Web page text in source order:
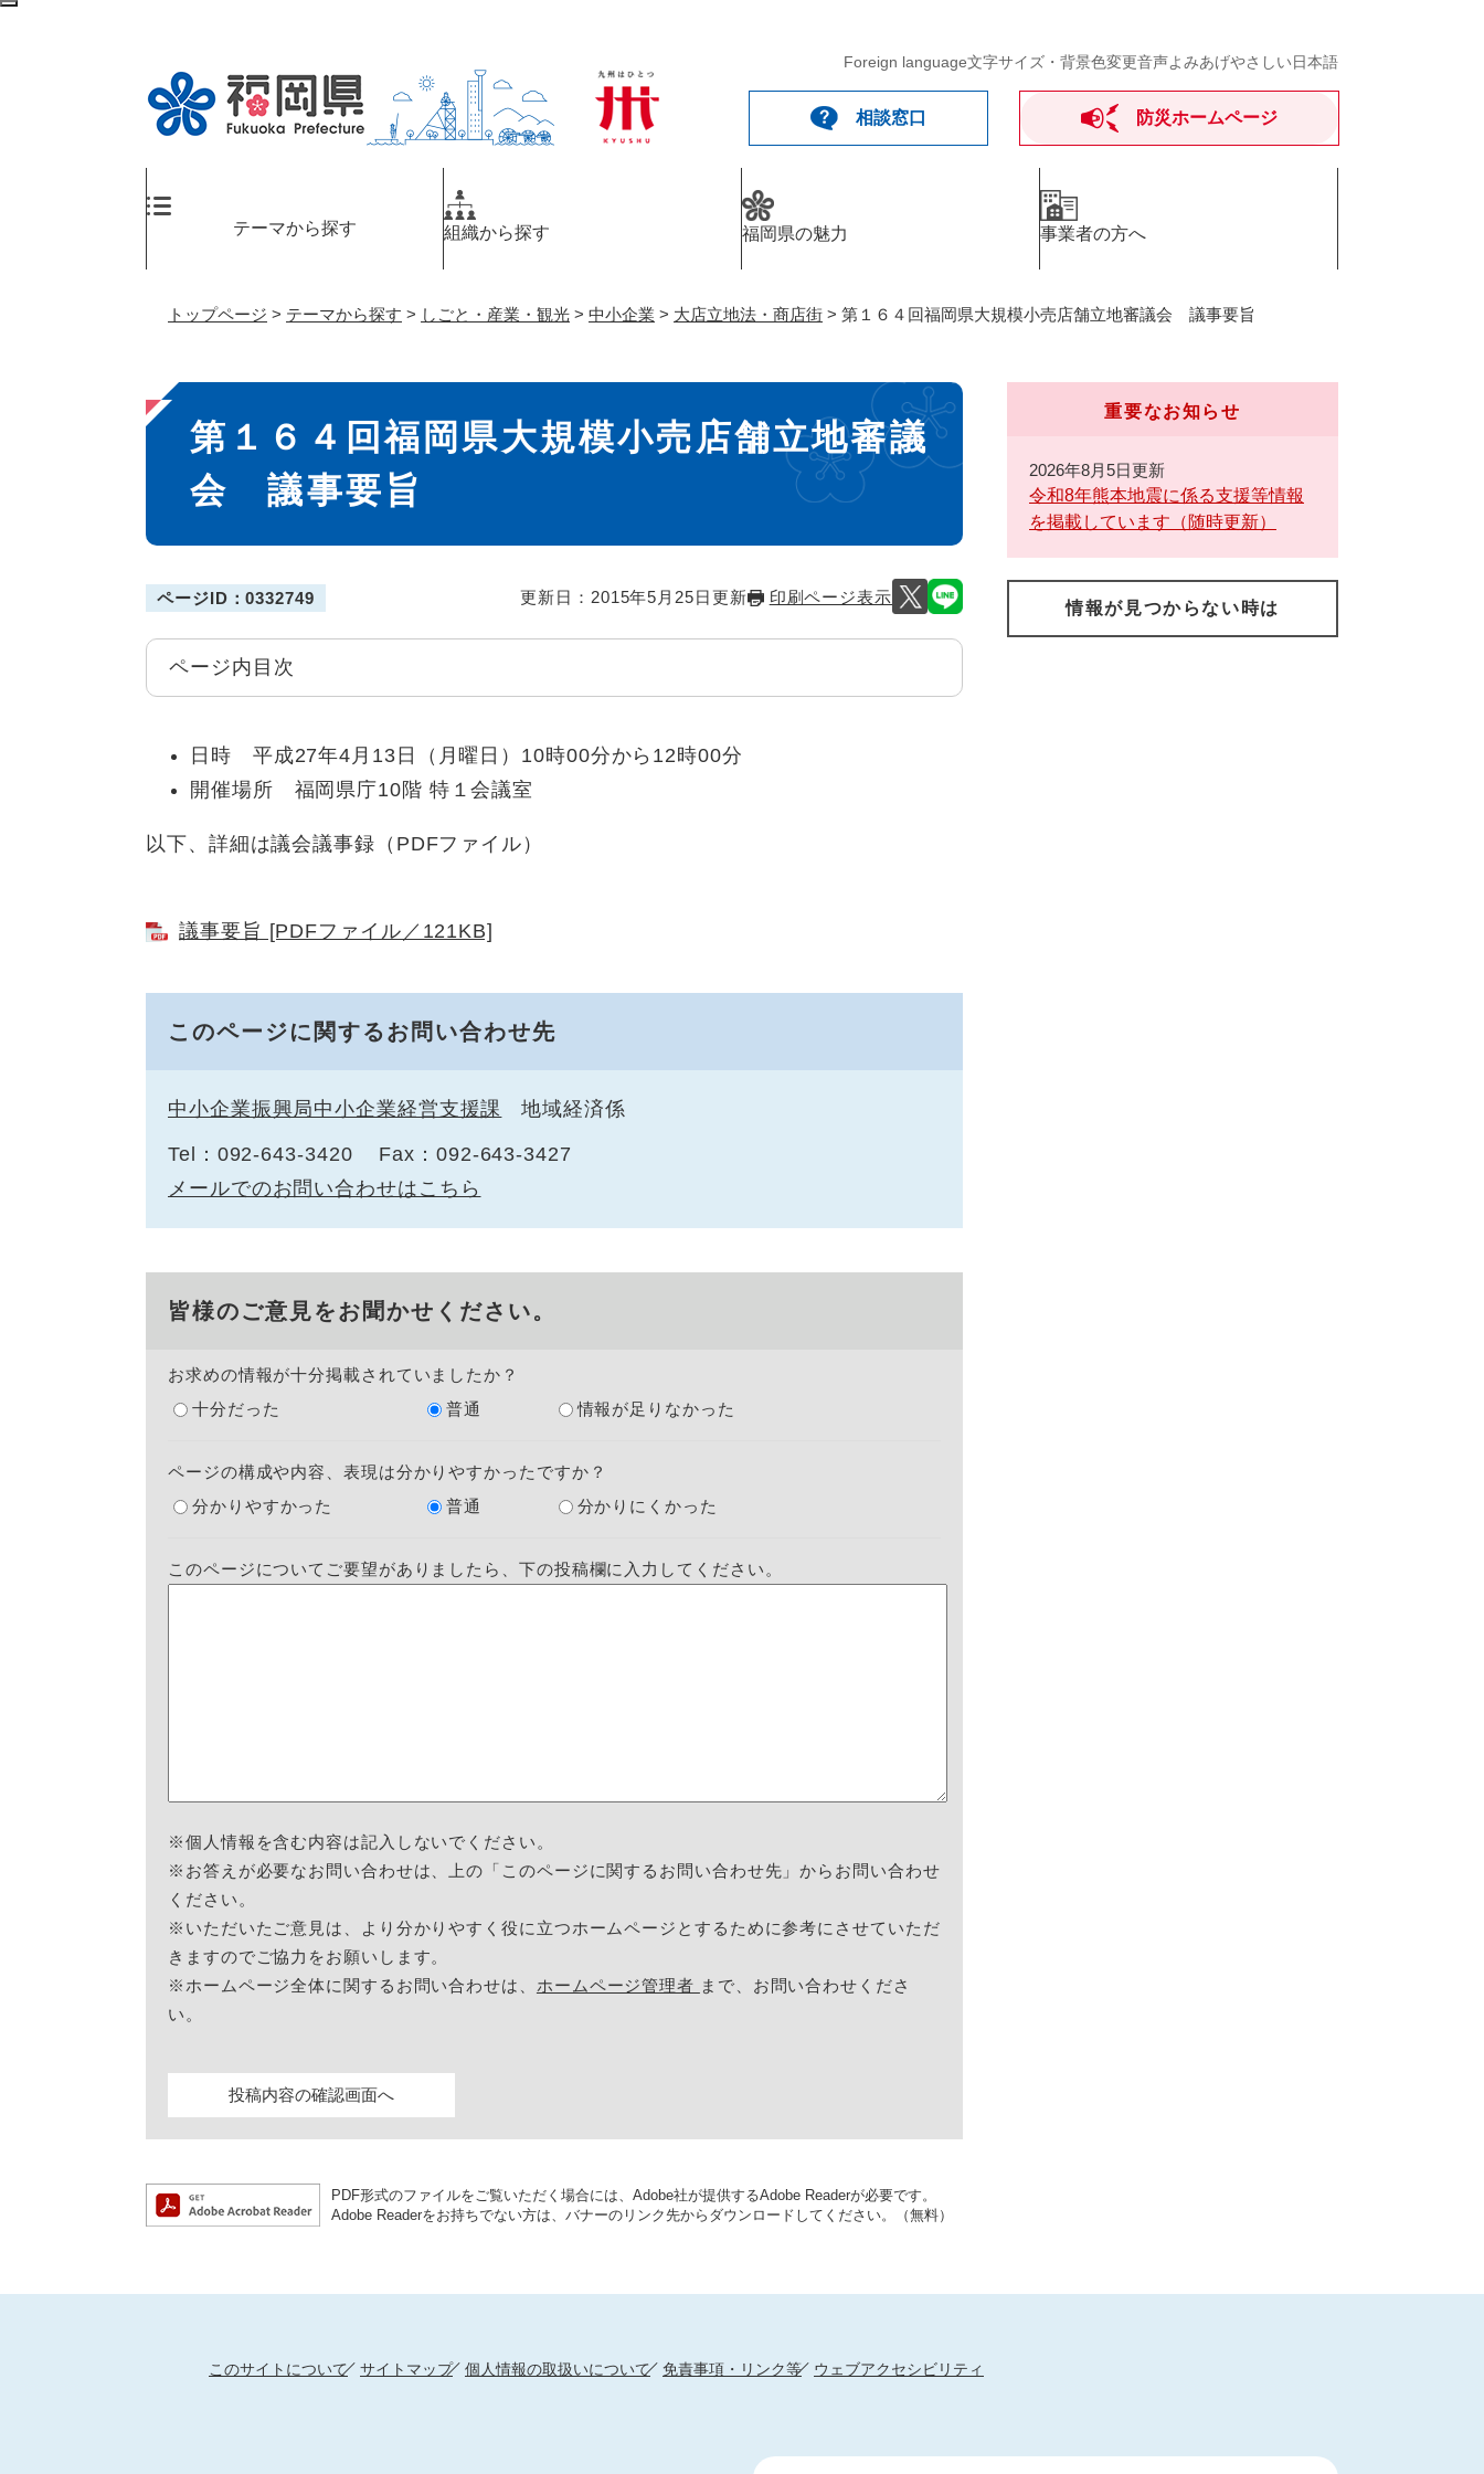
ペ
Foreign language文字サイズ・背景色変更音声よみあげやさしい日本語
相談窓口 防災ホームページ
テーマから探す 組織から探す 福岡県の魅力 事業者の方へ
トップページ > テーマから探す > しごと・産業・観光 > 中小企業 > 大店立地法・商店街 > 第１６４回福岡県大規模小売店舗立地審議会 議事要旨
本
文
第１６４回福岡県大規模小売店舗立地審議
会 議事要旨
ページID：0332749 更新日：2015年5月25日更新 印刷ページ表示
ページ内目次
日時 平成27年4月13日（月曜日）10時00分から12時00分
開催場所 福岡県庁10階 特１会議室
以下、詳細は議会議事録（PDFファイル）
議事要旨 [PDFファイル／121KB]
このページに関するお問い合わせ先
中小企業振興局中小企業経営支援課 地域経済係
Tel：092-643-3420
Fax：092-643-3427
メールでのお問い合わせはこちら
皆様のご意見をお聞かせください。
お求めの情報が十分掲載されていましたか？
十分だった
普通 情報が足りなかった
ページの構成や内容、表現は分かりやすかったですか？
分かりやすかった
普通 分かりにくかった
このページについてご要望がありましたら、下の投稿欄に入力してください。
※個人情報を含む内容は記入しないでください。
※お答えが必要なお問い合わせは、上の「このページに関するお問い合わせ先」からお問い合わせ
ください。
※いただいたご意見は、より分かりやすく役に立つホームページとするために参考にさせていただ
きますのでご協力をお願いします。
※ホームページ全体に関するお問い合わせは、 ホームページ管理者 まで、お問い合わせくださ
い。
PDF形式のファイルをご覧いただく場合には、Adobe社が提供するAdobe Readerが必要です。
Adobe Readerをお持ちでない方は、バナーのリンク先からダウンロードしてください。（無料）
重要なお知らせ
2026年8月5日更新
令和8年熊本地震に係る支援等情報
を掲載しています（随時更新）
情報が見つからない時は
このサイトについて サイトマップ 個人情報の取扱いについて 免責事項・リンク等 ウェブアクセシビリティ